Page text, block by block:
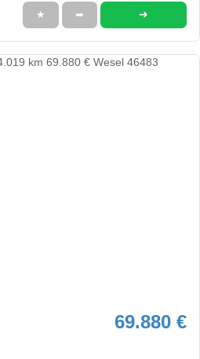
★ ➦ ➜
69.880 €